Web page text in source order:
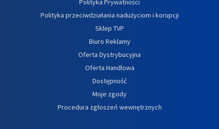
Polityka Prywatności
Polityka przeciwdziałania nadużyciom i korupcji
Sklep TVP
Biuro Reklamy
Oferta Dystrybucyjna
Oferta Handlowa
Dostępność
Moje zgody
Procedura zgłoszeń wewnętrznych